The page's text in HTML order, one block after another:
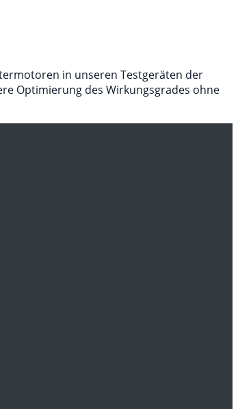
in unseren Testgeräten der
Optimierung des Wirkungsgrades ohne